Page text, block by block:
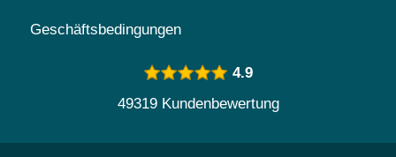
Geschäftsbedingungen
4.9
49319 Kundenbewertung